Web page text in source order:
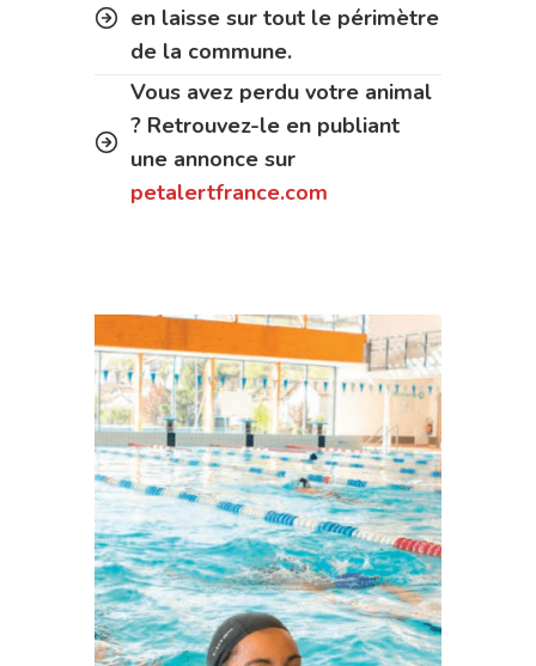
en laisse sur tout le périmètre
de la commune.
Vous avez perdu votre animal
? Retrouvez-le en publiant
une annonce sur
petalertfrance.com